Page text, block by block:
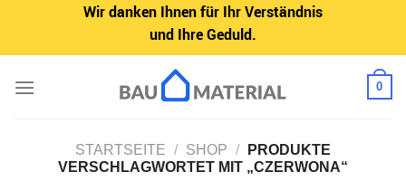
Wir danken Ihnen für Ihr Verständnis
und Ihre Geduld.
Inhalt
0
STARTSEITE / SHOP /
PRODUKTE
VERSCHLAGWORTET MIT „CZERWONA“